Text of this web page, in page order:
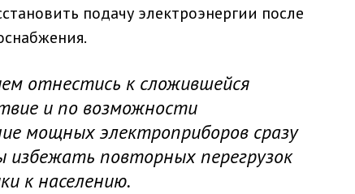
подачу электроэнергии после
отнестись к сложившейся
и по возможности
мощных электроприборов сразу
избежать повторных перегрузок
к населению.